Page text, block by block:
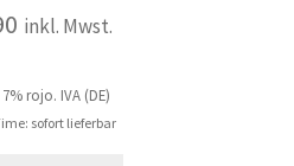
inkl. Mwst.
rojo. IVA (DE)
sofort lieferbar